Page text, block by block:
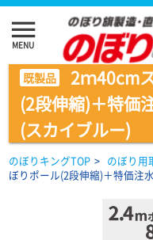
menu
MENU
既製品
2ｍ40cm
(2段伸縮)＋特価
(スカイブルー)
のぼりキングTOP > のぼり用
ぼりポール(2段伸縮)＋特価注